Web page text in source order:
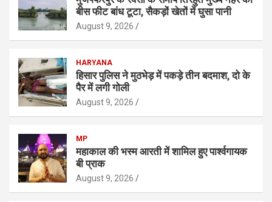
बीस फीट बांध टूटा, सैकड़ों खेतों में घुसा पानी
August 9, 2026
HARYANA
हिसार पुलिस ने मुठभेड़ में पकड़े तीन बदमाश, दो के
पैर में लगी गोली
August 9, 2026
MP
महाकाल की भस्म आरती में शामिल हुए पार्श्वगायक
बी प्राक
August 9, 2026